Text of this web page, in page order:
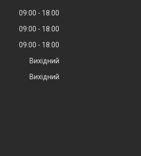
09:00
18:00
09:00
18:00
09:00
18:00
Вихідний
Вихідний